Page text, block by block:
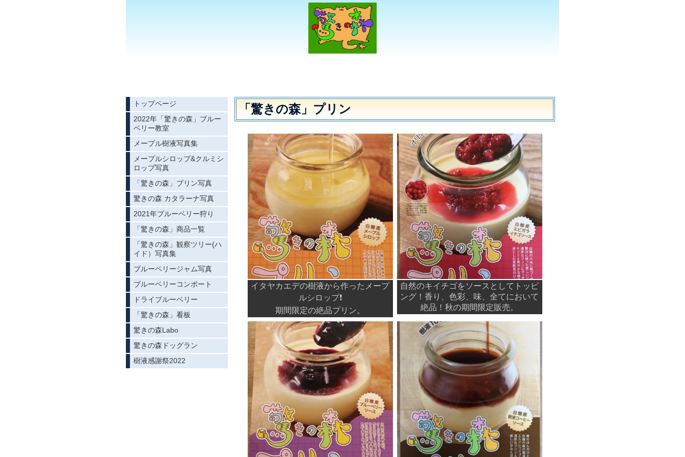
「驚きの森」プリン
イタヤカエデの樹液から作ったメープ
ルシロップ❗️
期間限定の絶品プリン。
自然のキイチゴをソースとしてトッピ
ング！香り、色彩、味、全てにおいて
絶品！秋の期間限定販売。
トップページ
2022年「驚きの森」ブルー
ベリー教室
メープル樹液写真集
メープルシロップ&クルミシ
ロップ写真
「驚きの森」プリン写真
驚きの森 カタラーナ写真
2021年ブルーベリー狩り
「驚きの森」商品一覧
「驚きの森」観察ツリー(ハ
イド）写真集
ブルーベリージャム写真
ブルーベリーコンポート
ドライブルーベリー
「驚きの森」看板
驚きの森Labo
驚きの森ドッグラン
樹液感謝祭2022